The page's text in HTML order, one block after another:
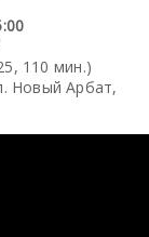
110 мин.)
Новый Арбат,